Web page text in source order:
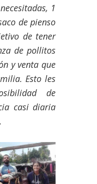
1
de pienso
de tener
de pollitos
y venta que
Esto les
de
casi diaria